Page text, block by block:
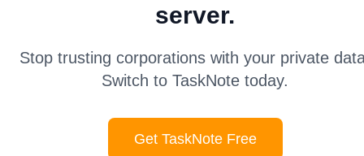
server.
Stop trusting corporations with your private
Switch to TaskNote today.
Get TaskNote Free